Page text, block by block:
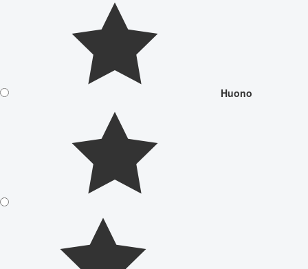
Huono